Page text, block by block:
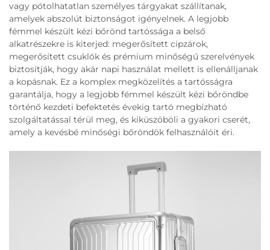
vagy pótolhatatlan személyes tárgyakat szállítanak,
amelyek abszolút biztonságot igényelnek. A legjobb
fémmel készült kézi bőrönd tartóssága a belső
alkatrészekre is kiterjed: megerősített cipzárok,
megerősített csuklók és prémium minőségű szerelvények
biztosítják, hogy akár napi használat mellett is ellenálljanak
a kopásnak. Ez a komplex megközelítés a tartósságra
garantálja, hogy a legjobb fémmel készült kézi bőröndbe
történő kezdeti befektetés évekig tartó megbízható
szolgáltatással térül meg, és kiküszöböli a gyakori cserét,
amely a kevésbé minőségi bőröndök felhasználóit éri.